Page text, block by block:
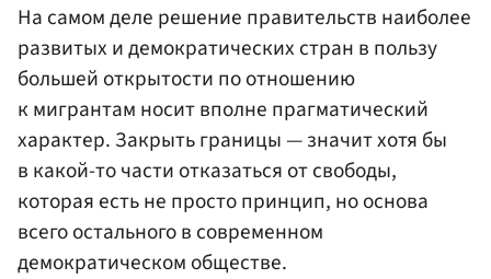
На самом деле решение правительств наиболее
развитых и демократических стран в пользу
большей открытости по отношению
к мигрантам носит вполне прагматический
характер. Закрыть границы — значит хотя бы
в какой-то части отказаться от свободы,
которая есть не просто принцип, но основа
всего остального в современном
демократическом обществе.